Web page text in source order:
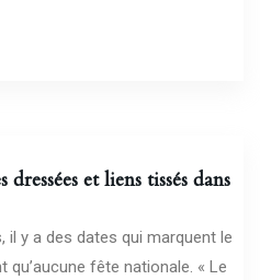
et liens tissés dans
il y a des dates qui marquent le
qu’aucune fête nationale. « Le